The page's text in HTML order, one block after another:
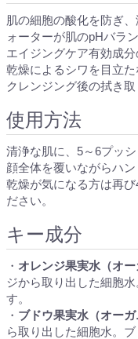
肌の細胞の酸化を防ぎ
ォーターが肌のpHバラ
エイジングケア有効成
乾燥によるシワを目立
クレンジング後の拭き取
使用方法
清浄な肌に、5～6プッ
顔全体を覆いながらハ
乾燥が気になる方は再
ださい。
キー成分
・ オレンジ果実水（オー
ジから取り出した細胞
す。
・ ブドウ果実水（オーガ
ら取り出した細胞水。